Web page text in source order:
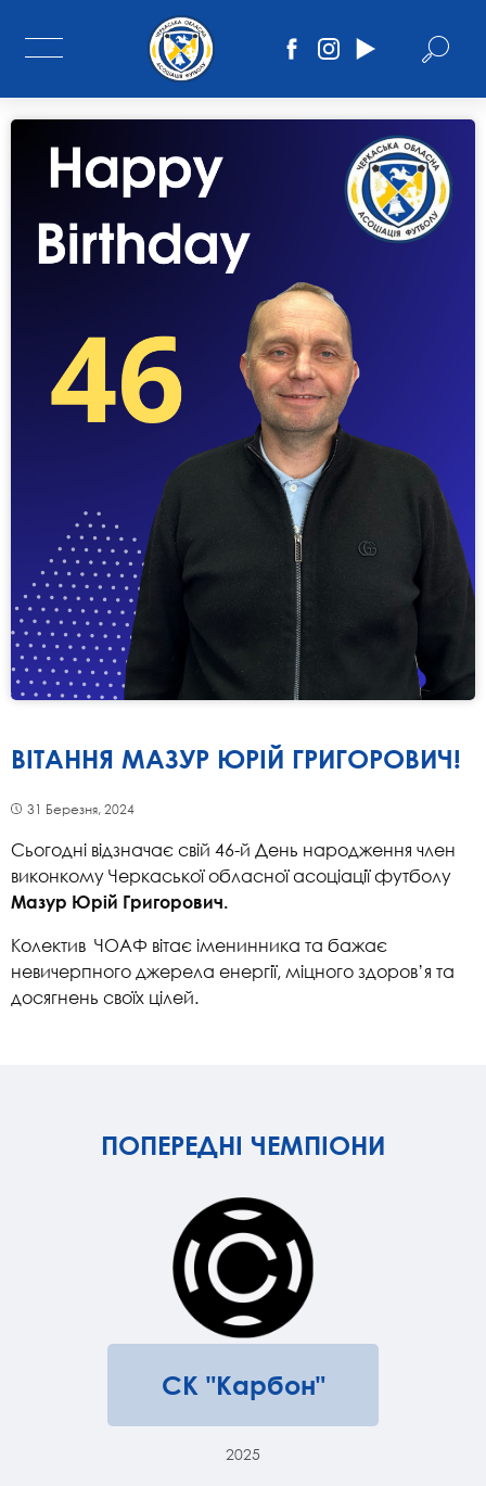
ВІТАННЯ МАЗУР ЮРІЙ ГРИГОРОВИЧ!
31 Березня, 2024
Сьогодні відзначає свій 46-й День народження член
виконкому Черкаської обласної асоціації футболу
Мазур Юрій Григорович.
Колектив ЧОАФ вітає іменинника та бажає
невичерпного джерела енергії, міцного здоров’я та
досягнень своїх цілей.
ПОПЕРЕДНІ ЧЕМПІОНИ
СК "Карбон"
2025